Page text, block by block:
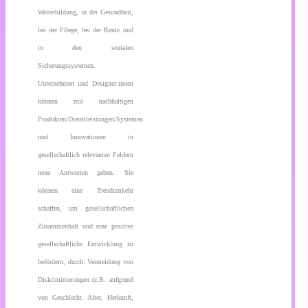
Weiterbildung, in der Gesundheit,
bei der Pflege, bei der Rente und
in den sozialen
Sicherungssystemen.
Unternehmen und Designer:innen
können mit nachhaltigen
Produkten/Dienstleistungen/Systemen
und Innovationen in
gesellschaftlich relevanten Feldern
neue Antworten geben. Sie
können eine Trendumkehr
schaffen, um gesellschaftlichen
Zusammenhalt und eine positive
gesellschaftliche Entwicklung zu
befördern, durch: Vermeidung von
Diskriminierungen (z.B. aufgrund
von Geschlecht, Alter, Herkunft,